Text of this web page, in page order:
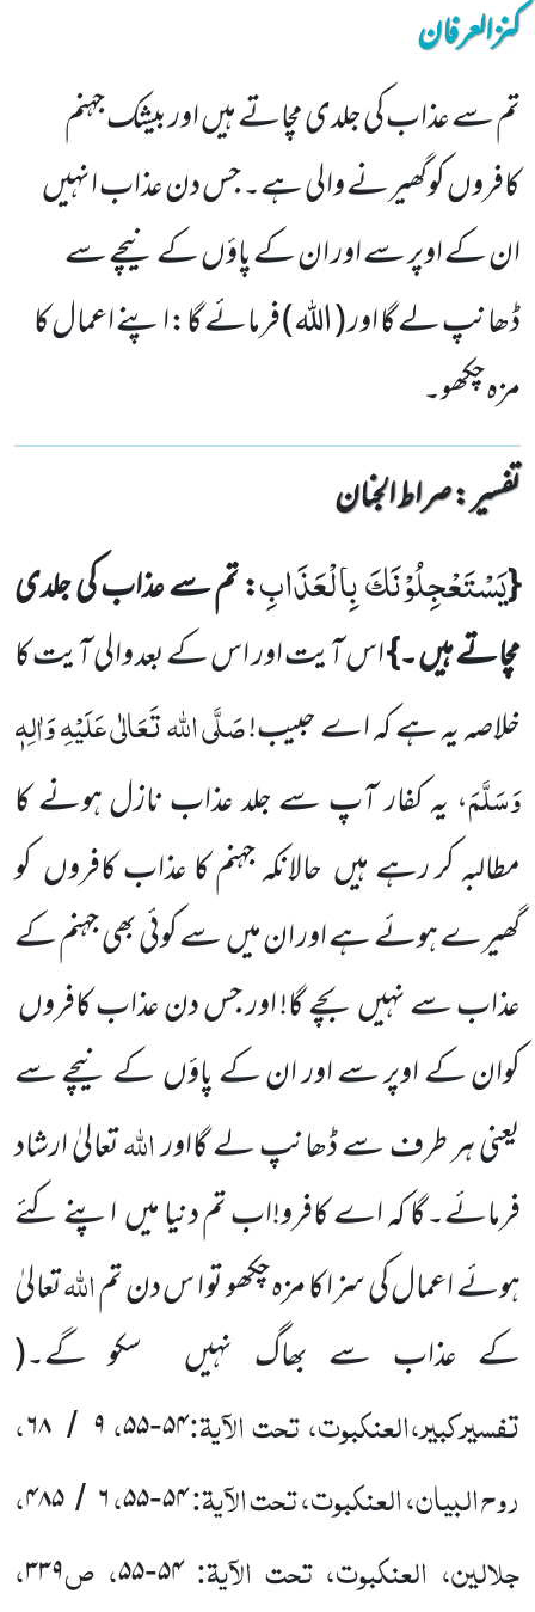
کنزالعرفان
تم سے عذاب کی جلدی مچاتے ہیں اور بیشک جہنم
کافروں کوگھیرنے والی ہے۔ جس دن عذاب انہیں
ان کے اوپر سے اور ان کے پاؤں کے نیچے سے
ڈھانپ لے گا اور ( الله) فرمائے گا:اپنے اعمال کا
مزہ چکھو۔
تفسیر : ‎صراط الجنان
{یَسْتَعْجِلُوْنَكَ بِالْعَذَابِ: تم سے عذاب کی جلدی
مچاتے ہیں ۔}اس آیت اور اس کے بعد والی آیت کا
خلاصہ یہ ہے کہ اے حبیب!صَلَّی اللہ تَعَالٰی عَلَیْہِ وَاٰلِہٖ
وَسَلَّمَ، یہ کفار آپ سے جلد عذاب نازل ہونے کا
مطالبہ کر رہے ہیں حالانکہ جہنم کا عذاب کافروں کو
گھیرے ہوئے ہے اور ان میں سے کوئی بھی جہنم کے
عذاب سے نہیں بچے گا! اور جس دن عذاب کافروں
کوان کے اوپر سے اور ان کے پاؤں کے نیچے سے
یعنی ہر طرف سے ڈھانپ لے گااوراللہتعالیٰ ارشاد
فرمائے۔گا کہ اے کافرو!اب تم دنیا میں اپنے کئے
ہوئے اعمال کی سزا کا مزہ چکھو تو ا س دن تماللہتعالیٰ
کے عذاب سے بھاگ نہیں سکو گے۔(
تفسیرکبیر،العنکبوت، تحت الآیۃ:۵۴-۵۵،۹ / ۶۸،
روح البیان، العنکبوت، تحت الآیۃ:۵۴-۵۵،۶ / ۴۸۵،
جلالین، العنکبوت، تحت الآیۃ:۵۴-۵۵، ص۳۳۹،